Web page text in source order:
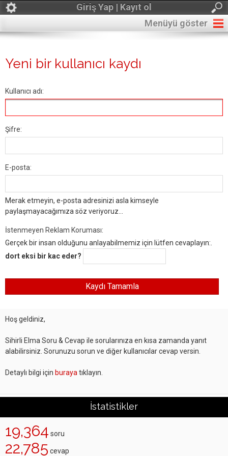
Giriş Yap | Kayıt ol
Menüyü göster
Yeni bir kullanıcı kaydı
Kullanıcı adı:
Şifre:
E-posta:
Merak etmeyin, e-posta adresinizi asla kimseyle
paylaşmayacağımıza söz veriyoruz...
İstenmeyen Reklam Koruması:
Gerçek bir insan olduğunu anlayabilmemiz için lütfen cevaplayın:.
dort eksi bir kac eder?
Hoş geldiniz,
Sihirli Elma Soru & Cevap ile sorularınıza en kısa zamanda yanıt
alabilirsiniz. Sorunuzu sorun ve diğer kullanıcılar cevap versin.
Detaylı bilgi için buraya tıklayın.
İstatistikler
19,364 soru
22,785 cevap